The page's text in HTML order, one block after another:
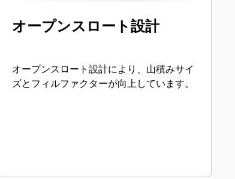
オープンスロート設計
オープンスロート設計により、山積みサイ
ズとフィルファクターが向上しています。